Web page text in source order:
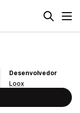
Desenvolvedor
Loox